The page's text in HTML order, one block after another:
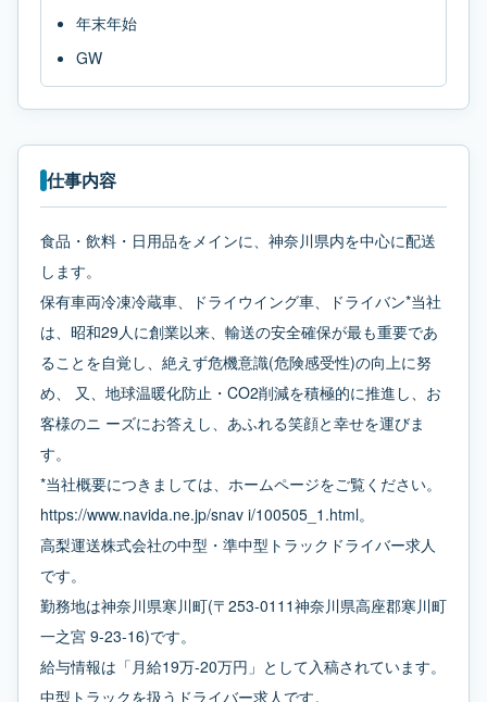
年末年始
GW
仕事内容
食品・飲料・日用品をメインに、神奈川県内を中心に配送
します。
保有車両冷凍冷蔵車、ドライウイング車、ドライバン*当社
は、昭和29人に創業以来、輸送の安全確保が最も重要であ
ることを自覚し、絶えず危機意識(危険感受性)の向上に努
め、 又、地球温暖化防止・CO2削減を積極的に推進し、お
客様のニ ーズにお答えし、あふれる笑顔と幸せを運びま
す。
*当社概要につきましては、ホームページをご覧ください。
https://www.navida.ne.jp/snav i/100505_1.html。
高梨運送株式会社の中型・準中型トラックドライバー求人
です。
勤務地は神奈川県寒川町(〒253-0111神奈川県高座郡寒川町
一之宮 9-23-16)です。
給与情報は「月給19万-20万円」として入稿されています。
中型トラックを扱うドライバー求人です。